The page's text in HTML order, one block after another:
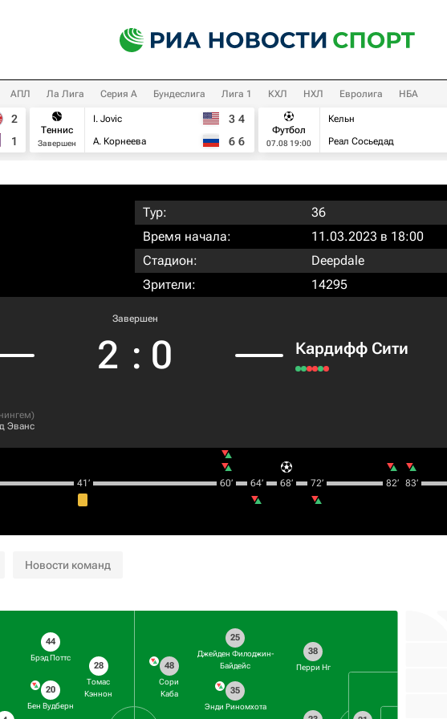
АПЛ Ла Лига Серия А Бундеслига Лига 1 КХЛ НХЛ Евролига НБА
2
1
Теннис
Завершен
I. Jovic
А. Корнеева
3 4
6 6
Футбол
07.08 19:00
Кельн
Реал Сосьедад
Тур:
36
Время начала:
11.03.2023 в 18:00
Стадион:
Deepdale
Зрители:
14295
Завершен
2 : 0 Кардифф Сити
)
Эванс
41‎’‎ 60‎’‎ 64‎’‎ 68‎’‎ 72‎’‎ 82‎’‎ 83‎’‎
Новости команд
44
Брэд Поттс
20
Бен Вудберн
28
Томас
Кэннон
38
Перри Нг
25
Джейден Филоджин-
Байдейс
35
Энди Риномхота
48
Сори
Каба